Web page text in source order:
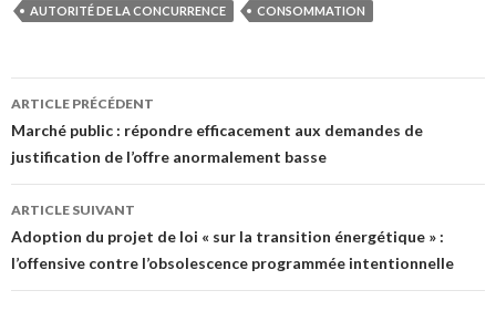
AUTORITÉ DE LA CONCURRENCE CONSOMMATION
Navigation
des
articles
ARTICLE PRÉCÉDENT
Marché public : répondre efficacement aux demandes de
justification de l’offre anormalement basse
ARTICLE SUIVANT
Adoption du projet de loi « sur la transition énergétique » :
l’offensive contre l’obsolescence programmée intentionnelle